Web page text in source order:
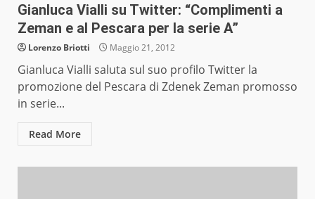
Gianluca Vialli su Twitter: “Complimenti a
Zeman e al Pescara per la serie A”
Lorenzo Briotti Maggio 21, 2012
Gianluca Vialli saluta sul suo profilo Twitter la
promozione del Pescara di Zdenek Zeman promosso
in serie...
Read More